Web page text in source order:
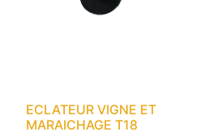
ECLATEUR VIGNE ET
MARAICHAGE T18